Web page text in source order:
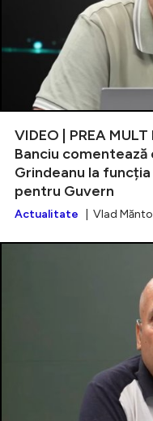
VIDEO | PREA
Banciu comentează
Grindeanu la
pentru Guvern
Actualitate | Vlad